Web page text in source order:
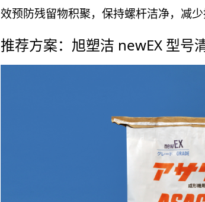
效预防残留物积聚，保持螺杆洁净，减少
推荐方案：旭塑洁 newEX 型号